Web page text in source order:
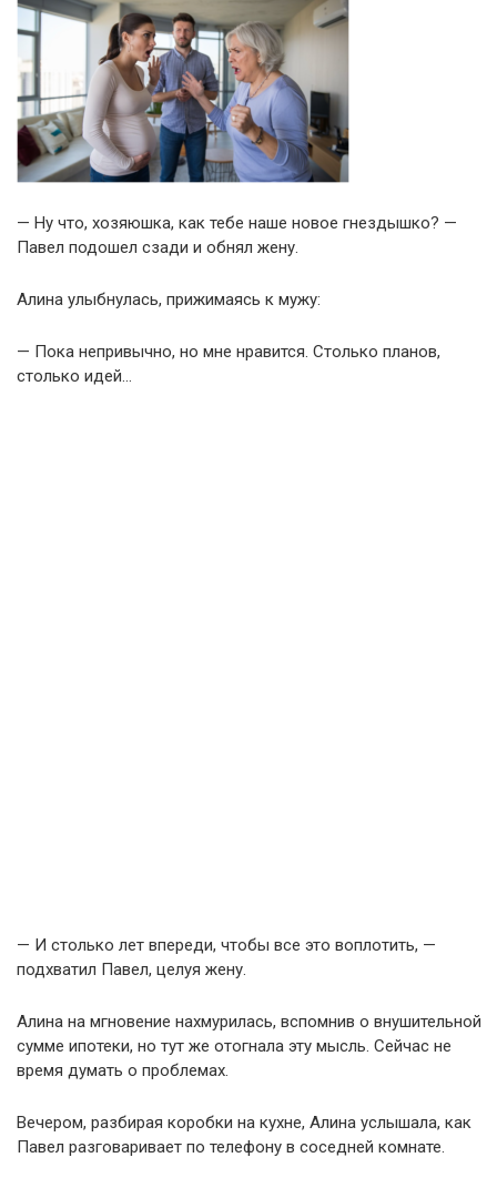
— Ну что, хозяюшка, как тебе наше новое гнездышко? —
Павел подошел сзади и обнял жену.
Алина улыбнулась, прижимаясь к мужу:
— Пока непривычно, но мне нравится. Столько планов,
столько идей…
— И столько лет впереди, чтобы все это воплотить, —
подхватил Павел, целуя жену.
Алина на мгновение нахмурилась, вспомнив о внушительной
сумме ипотеки, но тут же отогнала эту мысль. Сейчас не
время думать о проблемах.
Вечером, разбирая коробки на кухне, Алина услышала, как
Павел разговаривает по телефону в соседней комнате.